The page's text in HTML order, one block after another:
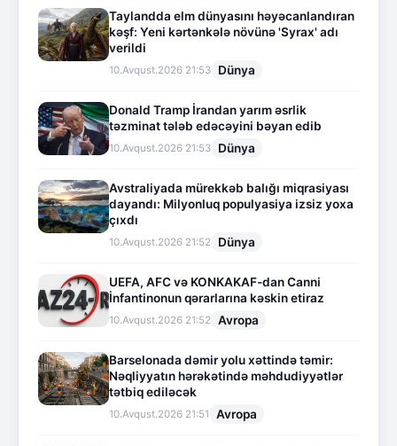
Taylandda elm dünyasını həyəcanlandıran
kəşf: Yeni kərtənkələ növünə 'Syrax' adı
verildi
10.Avqust.2026 21:53 Dünya
Donald Tramp İrandan yarım əsrlik
təzminat tələb edəcəyini bəyan edib
10.Avqust.2026 21:53 Dünya
Avstraliyada mürekkəb balığı miqrasiyası
dayandı: Milyonluq populyasiya izsiz yoxa
çıxdı
10.Avqust.2026 21:52 Dünya
UEFA, AFC və KONKAKAF-dan Canni
İnfantinonun qərarlarına kəskin etiraz
10.Avqust.2026 21:52 Avropa
Barselonada dəmir yolu xəttində təmir:
Nəqliyyatın hərəkətində məhdudiyyətlər
tətbiq ediləcək
10.Avqust.2026 21:51 Avropa